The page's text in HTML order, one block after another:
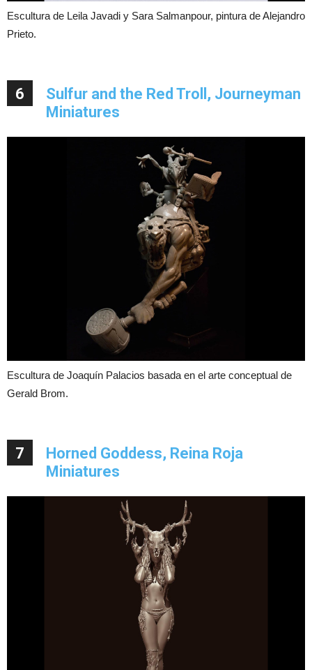
Escultura de Leila Javadi y Sara Salmanpour, pintura de Alejandro
Prieto.
6
Sulfur and the Red Troll, Journeyman
Miniatures
Escultura de Joaquín Palacios basada en el arte conceptual de
Gerald Brom.
7
Horned Goddess, Reina Roja
Miniatures